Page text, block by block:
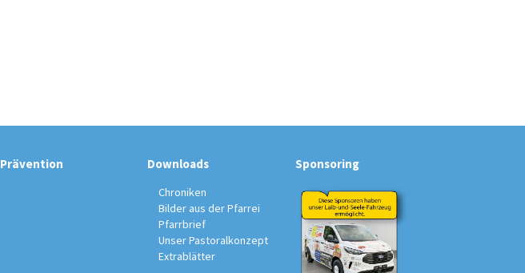
Prävention Downloads
Chroniken
Bilder aus der Pfarrei
Pfarrbrief
Unser Pastoralkonzept
Extrablätter
Sponsoring